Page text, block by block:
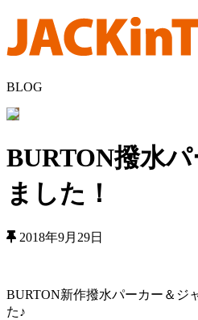
BLOG
BURTON撥水
ました！
2018年9月29日
BURTON新作撥水パーカー＆ジ
た♪